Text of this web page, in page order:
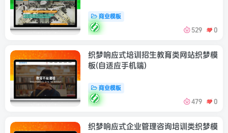
商业模板
529 0
织梦响应式培训招生教育类网站织梦模
板(自适应手机端)
商业模板
479 0
织梦响应式企业管理咨询培训类织梦模